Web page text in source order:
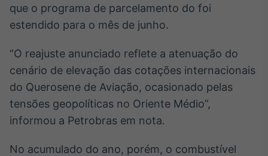
White Label
Plataforma para
conteúdos
Soluções de Dados
e Conteúdos
Broadcast
OTC
Plataforma para
negociação de
que o programa de parcelamento do foi
estendido para o mês de junho.
“O reajuste anunciado reflete a atenuação do
cenário de elevação das cotações internacionais
do Querosene de Aviação, ocasionado pelas
tensões geopolíticas no Oriente Médio”,
informou a Petrobras em nota.
No acumulado do ano, porém, o combustível